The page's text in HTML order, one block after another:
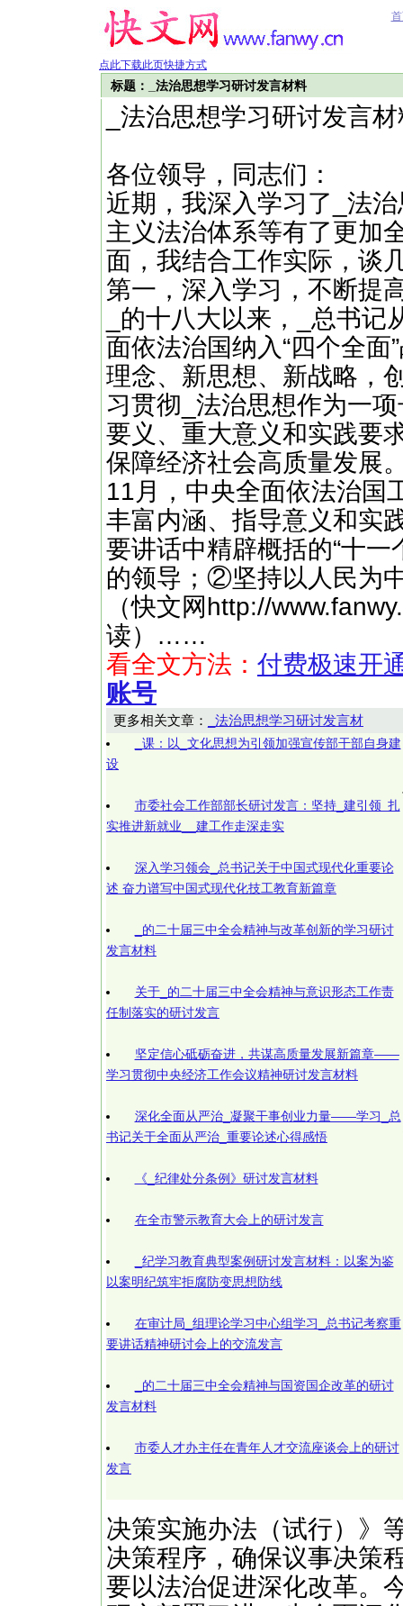
点此下载此页快捷方式
标题：_法治思想学习研讨发言材料
_法治思想学习研讨发言
各位领导，同志们：
近期，我深入学习了_法
主义法治体系等有了更加
面，我结合工作实际，谈
第一，深入学习，不断提
_的十八大以来，_总书
面依法治国纳入“四个全
理念、新思想、新战略，
习贯彻_法治思想作为一
要义、重大意义和实践要
保障经济社会高质量发展
11月，中央全面依法治国
丰富内涵、指导意义和实
要讲话中精辟概括的“十
的领导；②坚持以人民
（快文网http://
读）……
看全文方法： 付费极速开
账号
更多相关文章： _法治思想学习研讨发言材
_课：以_文化思想为引领加强宣传部干部自身建
设
市委社会工作部部长研讨发言：坚持_建引领 扎
实推进新就业__建工作走深走实
深入学习领会_总书记关于中国式现代化重要论
述 奋力谱写中国式现代化技工教育新篇章
_的二十届三中全会精神与改革创新的学习研讨
发言材料
关于_的二十届三中全会精神与意识形态工作责
任制落实的研讨发言
坚定信心砥砺奋进，共谋高质量发展新篇章——
学习贯彻中央经济工作会议精神研讨发言材料
深化全面从严治_凝聚干事创业力量——学习_总
书记关于全面从严治_重要论述心得感悟
《_纪律处分条例》研讨发言材料
在全市警示教育大会上的研讨发言
_纪学习教育典型案例研讨发言材料：以案为鉴
以案明纪筑牢拒腐防变思想防线
在审计局_组理论学习中心组学习_总书记考察重
要讲话精神研讨会上的交流发言
_的二十届三中全会精神与国资国企改革的研讨
发言材料
市委人才办主任在青年人才交流座谈会上的研讨
发言
决策实施办法（试行）》
决策程序，确保议事决策
要以法治促进深化改革。